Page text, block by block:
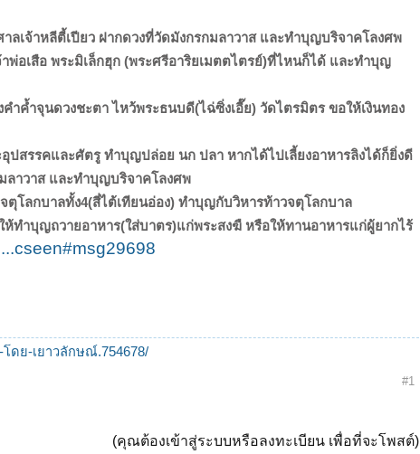
าลเจ้าหลีตี้เปียว ฝากดวงที่วัดมังกรกมลาวาส และทำบุญบริจาคโลงศพ
พ่อเสือ พระมิเล็กฮุก (พระศรีอาริยเมตตไตรย์)ที่ไหนก็ได้ และทำบุญ
ค้ำจุนดวงชะตา ไหว้พระธนบดี(ไฉ่ซิ่งเอี๊ย) วัดไตรมิตร ขอให้เงินทอง
ปสรรคและศัตรู ทำบุญปล่อย นก ปลา หากได้ไปเลี้ยงอาหารลิงได้ก็ยิ่งดี
มลาวาส และทำบุญบริจาคโลงศพ
ตุโลกบาลทั้ง4(สี่ไต้เทียนอ่อง) ทำบุญกับวิหารท้าวจตุโลกบาล
ห้ทำบุญถวายอาหาร(ใส่บาตร)แก่พระสงฆื หรือให้ทานอาหารแก่ผู้ยากไร้
โดย-เยาวลักษณ์.754678/
#1
(คุณต้องเข้าสู่ระบบหรือลงทะเบียน เพื่อที่จะโพสต์)